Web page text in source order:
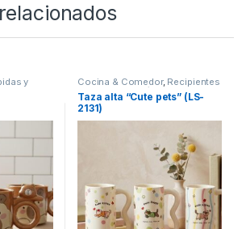
y Cocina & Comedor, Recipientes
para bebidas y líquidos, Tazas
Taza alta “Cute pets” (LS-
2131)